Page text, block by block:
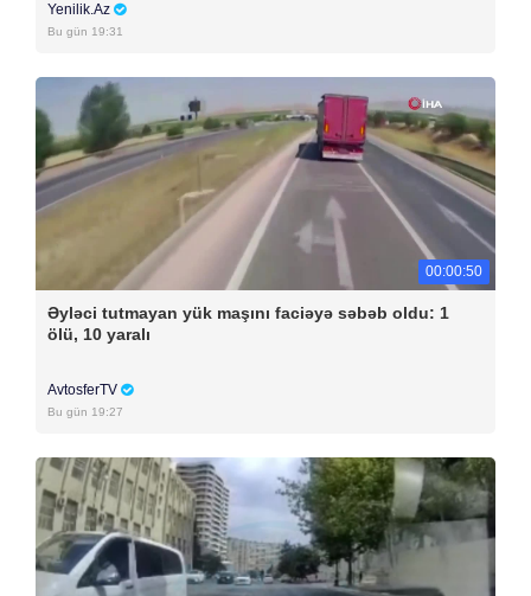
Yenilik.Az
Bu gün 19:31
00:00:50
Əyləci tutmayan yük maşını faciəyə səbəb oldu: 1
ölü, 10 yaralı
AvtosferTV
Bu gün 19:27